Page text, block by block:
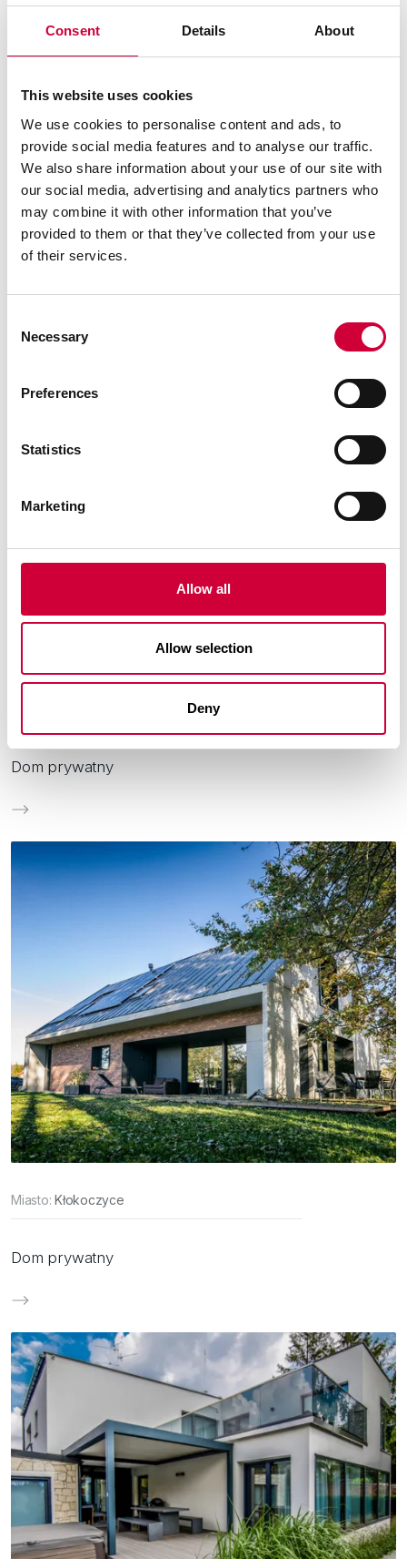
Consent Details About
This website uses cookies
We use cookies to personalise content and ads, to
provide social media features and to analyse our traffic.
We also share information about your use of our site with
our social media, advertising and analytics partners who
may combine it with other information that you’ve
provided to them or that they’ve collected from your use
of their services.
Selection
Necessary
Preferences
Statistics
Marketing
Allow all
Allow selection
Deny
Dom prywatny
Miasto:Kłokoczyce
Dom prywatny